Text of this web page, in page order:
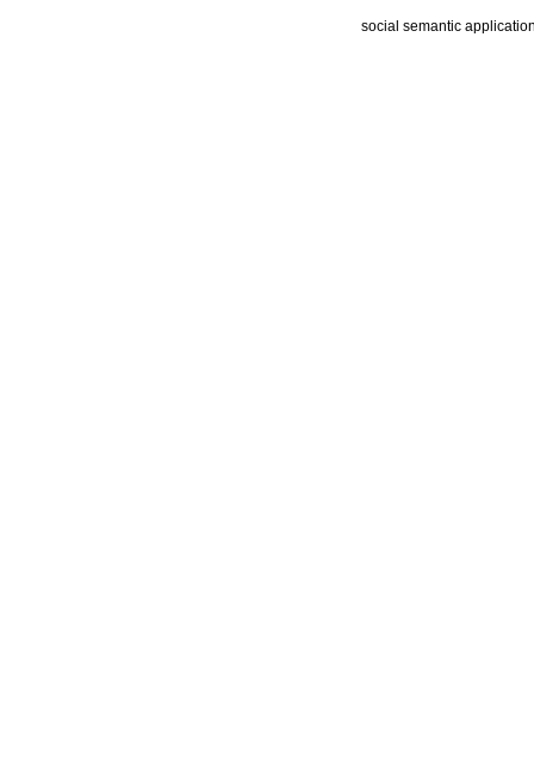
social semantic